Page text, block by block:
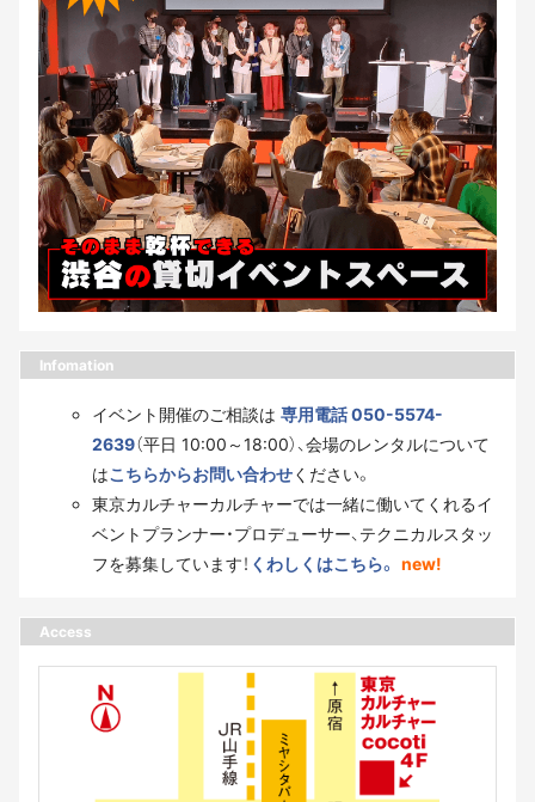
Infomation
イベント開催のご相談は 専用電話 050-5574-
2639（平日 10:00～18:00）、会場のレンタルについて
はこちらからお問い合わせください。
東京カルチャーカルチャーでは一緒に働いてくれるイ
ベントプランナー・プロデューサー、テクニカルスタッ
フを募集しています！ くわしくはこちら。 new!
Access